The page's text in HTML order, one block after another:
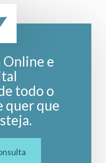
Online e
todo o
quer que